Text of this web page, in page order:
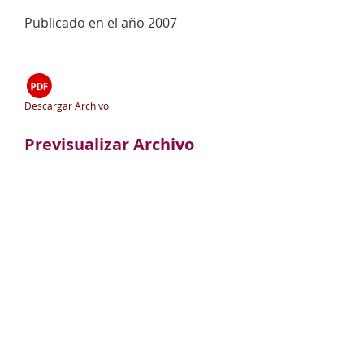
Publicado en el año 2007
Descargar Archivo
Previsualizar Archivo